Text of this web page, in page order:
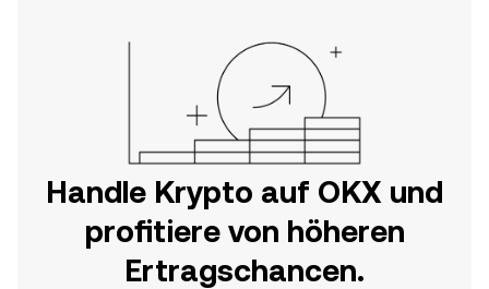
Handle Krypto auf OKX und
profitiere von höheren
Ertragschancen.